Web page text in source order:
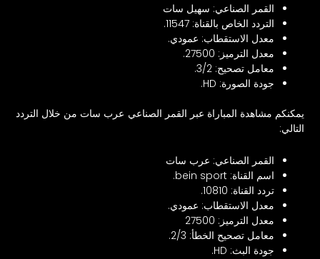
القمر الصناعي: سهيل سات
التردد الخاص بالقناة: 11547.
معدل الاستقطاب: عمودي.
معدل الترميز: 27500.
معامل تصحيح: 3/2.
جودة الصورة: HD.
يمكنكم مشاهدة المباراة عبر القمر الصناعي عرب سات من خلال التردد
التالي:
القمر الصناعي: عرب سات
اسم القناة: bein sport.
تردد القناة: 10810.
معدل الاستقطاب: عمودي.
معدل الترميز: 27500
معامل تصحيح الخطأ: 2/3.
جودة البث: HD.